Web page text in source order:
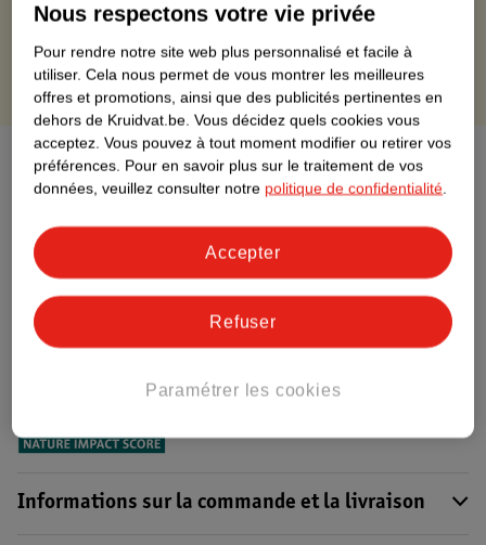
Points gratuits avec ta carte Kruidvat
À propos de ce produit
Informations figurant sur l'étiquette
Nature Impact Score
Impact Score".
Informations sur la commande et la livraison
Nous respectons votre vie privée
Pour rendre notre site web plus personnalisé et facile à
utiliser. Cela nous permet de vous montrer les meilleures
offres et promotions, ainsi que des publicités pertinentes en
dehors de Kruidvat.be. Vous décidez quels cookies vous
acceptez. Vous pouvez à tout moment modifier ou retirer vos
préférences. Pour en savoir plus sur le traitement de vos
données, veuillez consulter notre politique de confidentialité.
Paramétrer les cookies
Refuser
Accepter